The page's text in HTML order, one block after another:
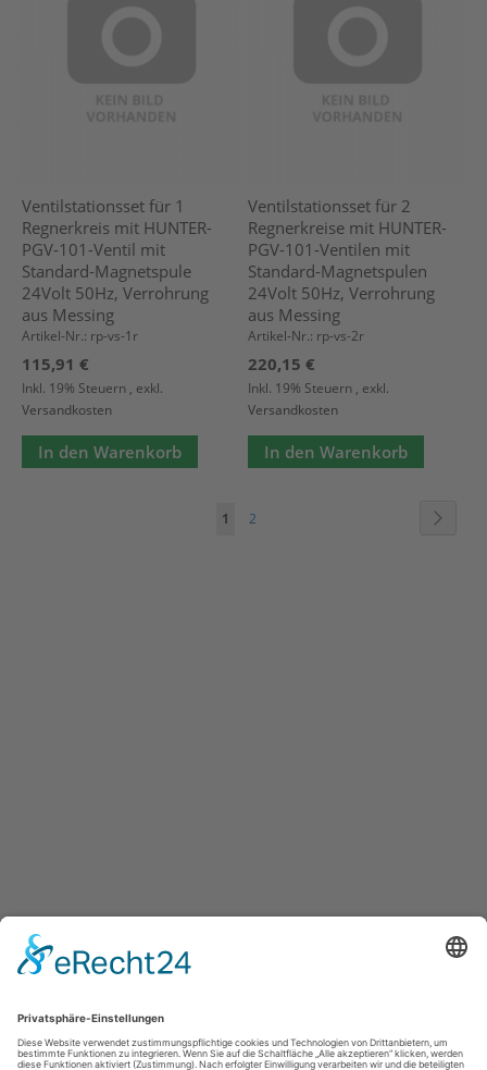
Ventilstationsset für 1
Regnerkreis mit HUNTER-
PGV-101-Ventil mit
Standard-Magnetspule
24Volt 50Hz, Verrohrung
aus Messing
Artikel-Nr.: rp-vs-1r
115,91 €
Inkl. 19% Steuern , exkl.
Versandkosten
In den Warenkorb
Ventilstationsset für 2
Regnerkreise mit HUNTER-
PGV-101-Ventilen mit
Standard-Magnetspulen
24Volt 50Hz, Verrohrung
aus Messing
Artikel-Nr.: rp-vs-2r
220,15 €
Inkl. 19% Steuern , exkl.
Versandkosten
In den Warenkorb
Seite
Sie
1 Seite
2